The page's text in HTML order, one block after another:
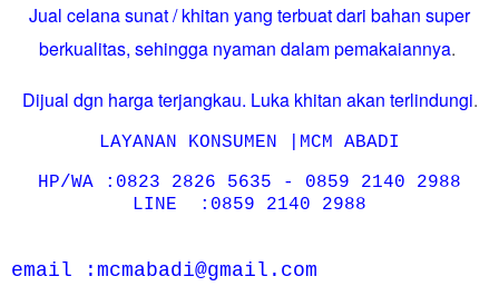
Jual celana sunat / khitan yang terbuat dari bahan super
berkualitas, sehingga nyaman dalam pemakaiannya.
Dijual dgn harga terjangkau. Luka khitan akan terlindungi.
LAYANAN KONSUMEN |MCM ABADI
HP/WA :0823 2826 5635 - 0859 2140 2988
LINE :0859 2140 2988
email :mcmabadi@gmail.com